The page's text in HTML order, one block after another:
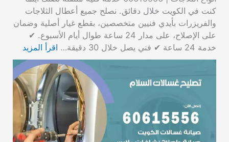
كنت في الكويت خلال دقائق. نصلح جميع أعطال الثلاجات
والفريزرات بأيدي فنيين متخصصين، بقطع غيار أصلية وضمان
على الإصلاح، على مدار 24 ساعة طوال أيام الأسبوع. ✔
خدمة 24 ساعة ✔ فني يصل خلال 30 دقيقة…
اقرأ المزيد